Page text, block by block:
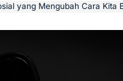
yang Mengubah Cara Kita